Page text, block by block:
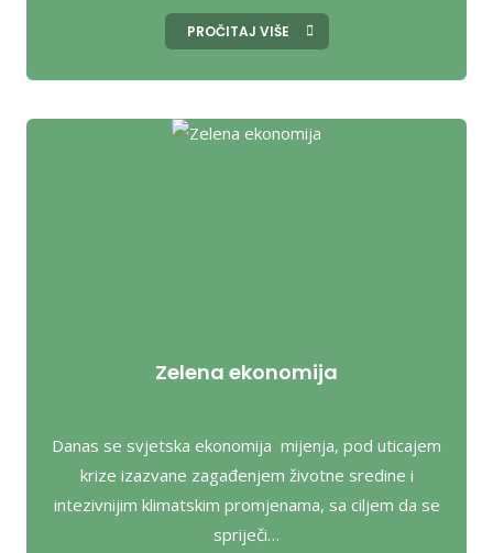
PROČITAJ VIŠE
Zelena ekonomija
Danas se svjetska ekonomija mijenja, pod uticajem
krize izazvane zagađenjem životne sredine i
intezivnijim klimatskim promjenama, sa ciljem da se
spriječi…